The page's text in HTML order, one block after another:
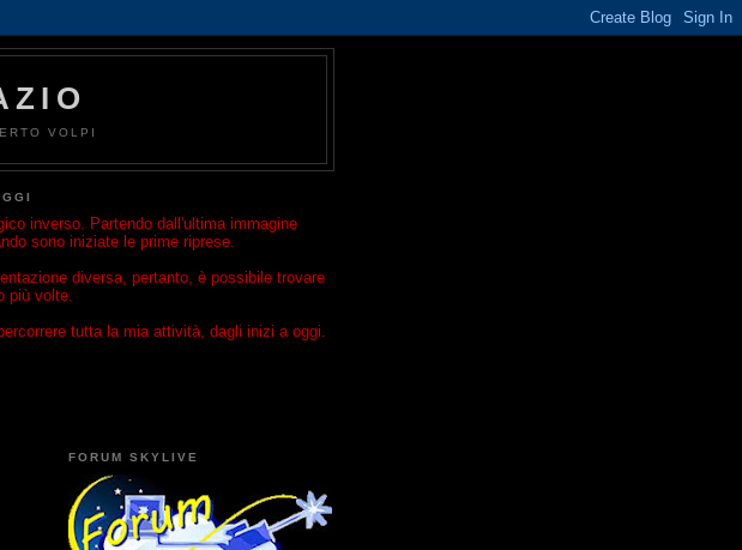
VOLPI
inverso. Partendo dall'ultima immagine
sono iniziate le prime riprese.
diversa, pertanto, è possibile trovare
più volte.
tutta la mia attività, dagli inizi a oggi.
FORUM SKYLIVE